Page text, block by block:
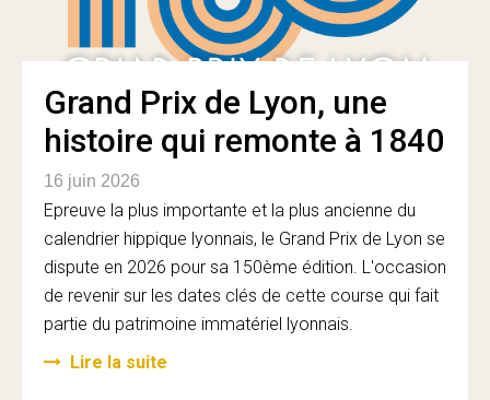
Grand Prix de Lyon, une
histoire qui remonte à 1840
16 juin 2026
Epreuve la plus importante et la plus ancienne du
calendrier hippique lyonnais, le Grand Prix de Lyon se
dispute en 2026 pour sa 150ème édition. L'occasion
de revenir sur les dates clés de cette course qui fait
partie du patrimoine immatériel lyonnais.
Lire la suite